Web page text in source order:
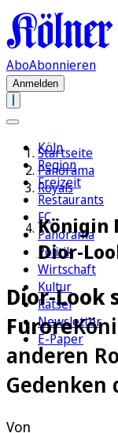
AboAbonnieren
Anmelden
Köln
Region
Freizeit
Restaurants
FC
Panorama
Politik
Wirtschaft
Kultur
Rätsel
Newsletter
E-Paper
Startseite
Panorama
Royals
Königin
Dior-
Dior-Look
Furore
anderen
Gedenken
Von